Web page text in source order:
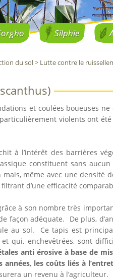
Silphie
du sol> Lutte contre le
et coulées boueuses ne
violents ont
à l’intérêt des barrières
constituent sans
même avec une densité
d’une efficacité
à son nombre très
façon adéquate. De plus,
au sol. Ce tapis est
qui, enchevêtrées, sont
anti érosive à base de
les coûts liés à
un revenu à l’agriculteur.